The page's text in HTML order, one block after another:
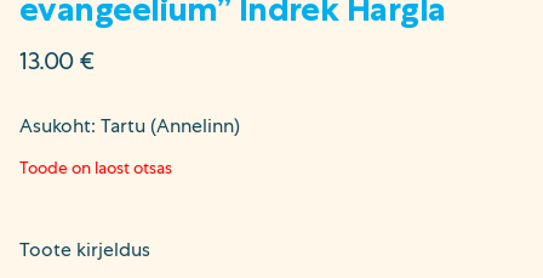
13.00€
Asukoht: Tartu (Annelinn)
Toode on laost otsas
Toote kirjeldus